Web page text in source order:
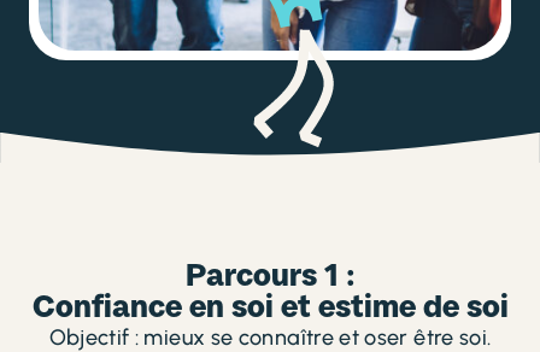
Parcours 1 :
Confiance en soi et estime de soi
Objectif : mieux se connaître et oser être soi.